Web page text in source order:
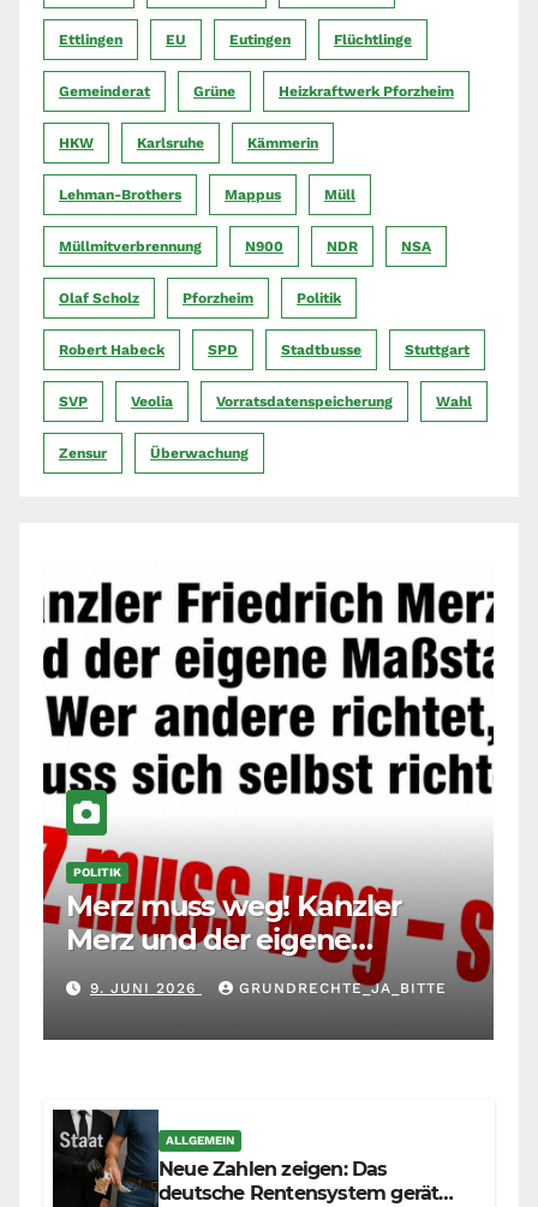
Ettlingen EU Eutingen Flüchtlinge
Gemeinderat Grüne Heizkraftwerk Pforzheim
HKW Karlsruhe Kämmerin
Lehman-Brothers Mappus Müll
Müllmitverbrennung N900 NDR NSA
Olaf Scholz Pforzheim Politik
Robert Habeck SPD Stadtbusse Stuttgart
SVP Veolia Vorratsdatenspeicherung Wahl
Zensur Überwachung
POLITIK
Merz muss weg! Kanzler
Merz und der eigene
Maßstab: Wer andere richtet,
muss sich selbst richten
9. JUNI 2026 GRUNDRECHTE_JA_BITTE
ALLGEMEIN
Neue Zahlen zeigen: Das
deutsche Rentensystem gerät